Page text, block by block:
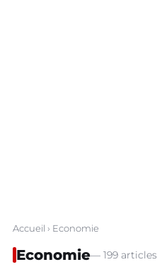
Accueil › Economie
Economie— 199 articles